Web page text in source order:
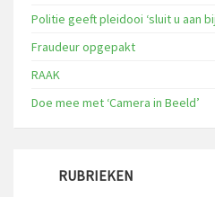
Politie geeft pleidooi ‘sluit u aan
Fraudeur opgepakt
RAAK
Doe mee met ‘Camera in Beeld’
RUBRIEKEN